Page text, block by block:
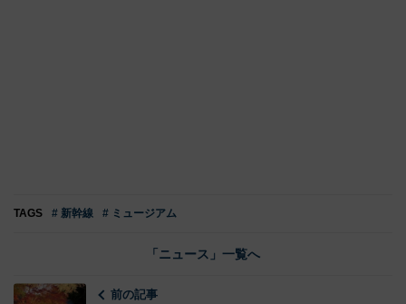
TAGS # 新幹線 # ミュージアム
「ニュース」一覧へ
前の記事